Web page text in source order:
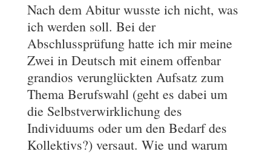
Nach dem Abitur wusste ich nicht, was
ich werden soll. Bei der
Abschlussprüfung hatte ich mir meine
Zwei in Deutsch mit einem offenbar
grandios verunglückten Aufsatz zum
Thema Berufswahl (geht es dabei um
die Selbstverwirklichung des
Individuums oder um den Bedarf des
Kollektivs?) versaut. Wie und warum